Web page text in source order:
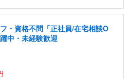
・資格不問「正社員/在宅相談O
中・未経験歓迎